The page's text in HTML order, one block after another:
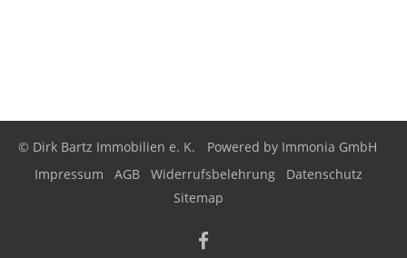
© Dirk Bartz Immobilien e. K. Powered by Immonia GmbH
Impressum
AGB Widerrufsbelehrung
Datenschutz
Sitemap